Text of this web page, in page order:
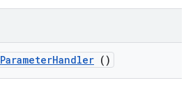
ParameterHandler ()